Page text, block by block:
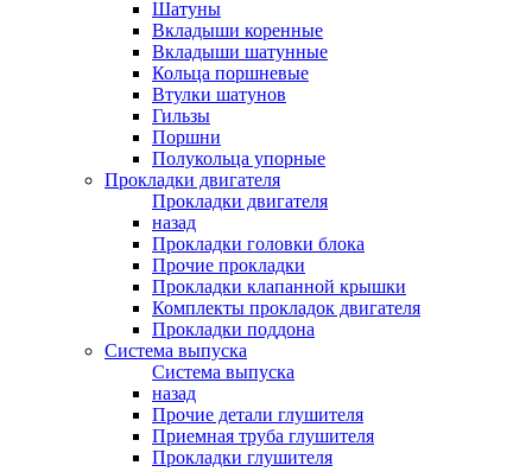
Шатуны
Вкладыши коренные
Вкладыши шатунные
Кольца поршневые
Втулки шатунов
Гильзы
Поршни
Полукольца упорные
Прокладки двигателя
Прокладки двигателя
назад
Прокладки головки блока
Прочие прокладки
Прокладки клапанной крышки
Комплекты прокладок двигателя
Прокладки поддона
Система выпуска
Система выпуска
назад
Прочие детали глушителя
Приемная труба глушителя
Прокладки глушителя